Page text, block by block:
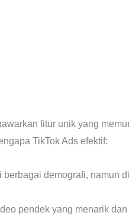
fitur unik yang
TikTok Ads efektif:
berbagai demografi, namun
pendek yang menarik